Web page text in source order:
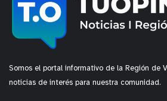
Somos el portal informativo de la Región de
noticias de interés para nuestra comunidad.